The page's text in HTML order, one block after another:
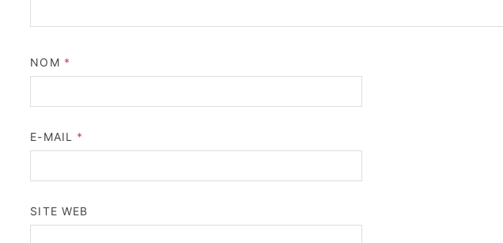
NOM *
E-MAIL *
SITE WEB